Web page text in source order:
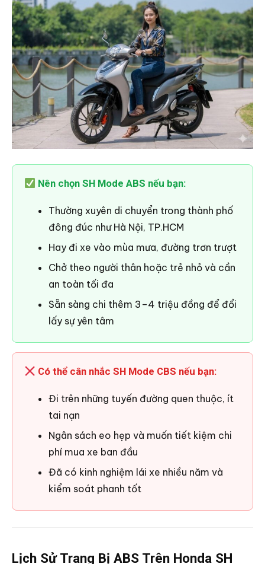
Nên chọn SH Mode ABS nếu bạn:
Thường xuyên di chuyển trong thành phố
đông đúc như Hà Nội, TP.HCM
Hay đi xe vào mùa mưa, đường trơn trượt
Chở theo người thân hoặc trẻ nhỏ và cần
an toàn tối đa
Sẵn sàng chi thêm 3–4 triệu đồng để đổi
lấy sự yên tâm
Có thể cân nhắc SH Mode CBS nếu bạn:
Đi trên những tuyến đường quen thuộc, ít
tai nạn
Ngân sách eo hẹp và muốn tiết kiệm chi
phí mua xe ban đầu
Đã có kinh nghiệm lái xe nhiều năm và
kiểm soát phanh tốt
Lịch Sử Trang Bị ABS Trên Honda SH